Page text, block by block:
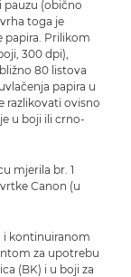
pauzu (obično
toga je
papira. Prilikom
300 dpi),
80 listova
papira u
razlikovati ovisno
u boji ili crno-
mjerila br. 1
Canon (u
i kontinuiranom
za upotrebu
(BK) i u boji za